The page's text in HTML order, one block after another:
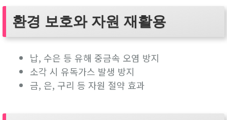
환경 보호와 자원 재활용
납, 수은 등 유해 중금속 오염 방지
소각 시 유독가스 발생 방지
금, 은, 구리 등 자원 절약 효과